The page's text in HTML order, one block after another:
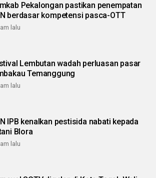
Pekalongan pastikan penempatan
berdasar kompetensi pasca-OTT
lalu
Lembutan wadah perluasan pasar
Temanggung
lalu
IPB kenalkan pestisida nabati kepada
Blora
lalu